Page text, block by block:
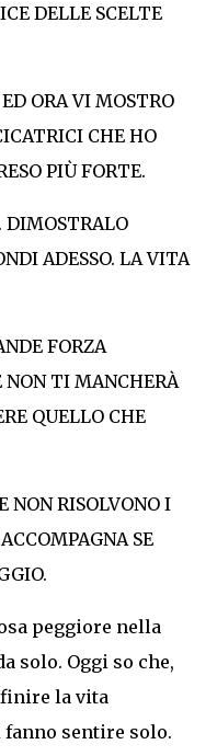
DELLE SCELTE
ORA VI MOSTRO
CHE HO
PIÙ FORTE.
DIMOSTRALO
ADESSO. LA VITA
FORZA
NON TI MANCHERÀ
QUELLO CHE
NON RISOLVONO I
SE
peggiore nella
solo. Oggi so che,
finire la vita
sentire solo.